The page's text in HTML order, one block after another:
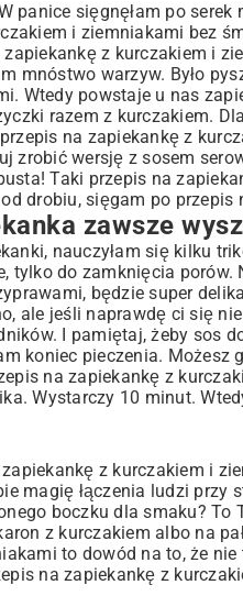
panice sięgnęłam po
i ziemniakami bez
z kurczakiem i
mnóstwo warzyw. Było
Wtedy powstaje u nas
razem z kurczakiem.
na zapiekankę z
zrobić wersję z sosem
Taki przepis na
drobiu, sięgam po
zawsze
nauczyłam się kilku
tylko do zamknięcia
będzie super
ale jeśli naprawdę ci się
I pamiętaj, żeby sos
koniec pieczenia.
na zapiekankę z
Wystarczy 10 minut.
z kurczakiem i
magię łączenia ludzi
boczku dla smaku?
z kurczakiem albo na
to dowód na to, że
na zapiekankę z